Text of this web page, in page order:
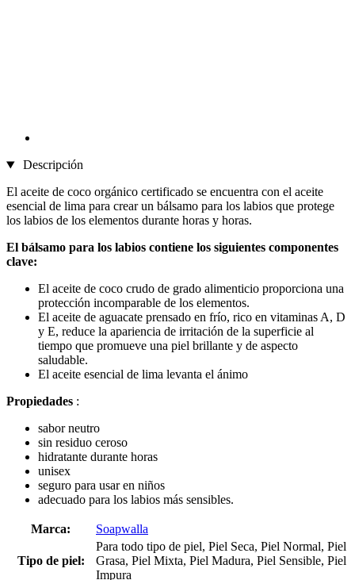
Descripción
El aceite de coco orgánico certificado se encuentra con el aceite
esencial de lima para crear un bálsamo para los labios que protege
los labios de los elementos durante horas y horas.
El bálsamo para los labios contiene los siguientes componentes
clave:
El aceite de coco crudo de grado alimenticio proporciona una
protección incomparable de los elementos.
El aceite de aguacate prensado en frío, rico en vitaminas A, D
y E, reduce la apariencia de irritación de la superficie al
tiempo que promueve una piel brillante y de aspecto
saludable.
El aceite esencial de lima levanta el ánimo
Propiedades :
sabor neutro
sin residuo ceroso
hidratante durante horas
unisex
seguro para usar en niños
adecuado para los labios más sensibles.
Marca: Soapwalla
Tipo de piel:
Para todo tipo de piel, Piel Seca, Piel Normal, Piel
Grasa, Piel Mixta, Piel Madura, Piel Sensible, Piel
Impura